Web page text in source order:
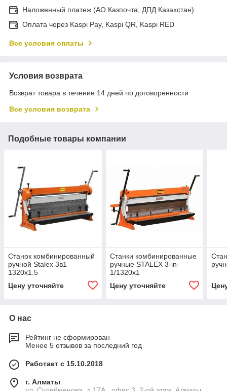
Наложенный платеж (АО Казпочта, ДПД Казахстан)
Оплата через Kaspi Pay, Kaspi QR, Kaspi RED
Все условия оплаты
Условия возврата
Возврат товара в течение 14 дней по договоренности
Все условия возврата
Подобные товары компании
Станок комбинированный
ручной Stalex 3в1
1320x1.5
Цену уточняйте
Станки комбинированные
ручные STALEX 3-in-
1/1320x1
Цену уточняйте
О нас
Рейтинг не сформирован
Менее 5 отзывов за последний год
Работает с 15.10.2018
г. Алматы